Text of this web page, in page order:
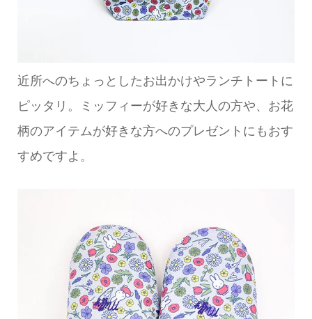
近所へのちょっとしたお出かけやランチトートに
ピッタリ。ミッフィーが好きな大人の方や、お花
柄のアイテムが好きな方へのプレゼントにもおす
すめですよ。